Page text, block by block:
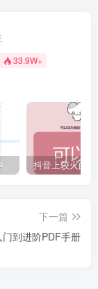
33.9W+
计算机专业相关的毕业设计论文合集免费下载
下一篇
到进阶PDF手册